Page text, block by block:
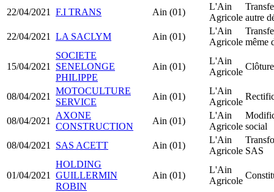
22/04/2021
F.I TRANS Ain (01)
L'Ain
Agricole autre
22/04/2021
LA SACLYM Ain (01)
L'Ain
Agricole même
15/04/2021
SOCIETE
SENELONGE
PHILIPPE
Ain (01)
L'Ain
Agricole
08/04/2021
MOTOCULTURE
SERVICE
Ain (01)
L'Ain
Agricole
08/04/2021
AXONE
CONSTRUCTION
Ain (01)
L'Ain
Agricole social
08/04/2021
SAS ACETT Ain (01)
L'Ain
Agricole SAS
01/04/2021
HOLDING
GUILLERMIN
ROBIN
Ain (01)
L'Ain
Agricole